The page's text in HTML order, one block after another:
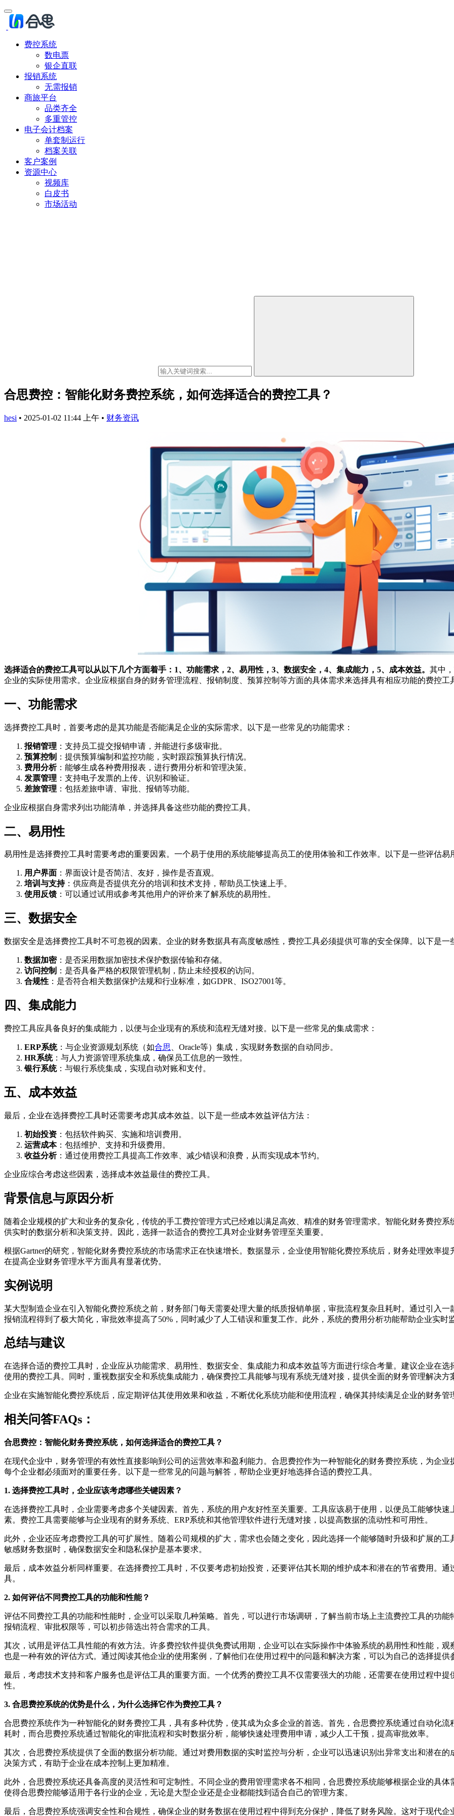
费控系统
数电票
银企直联
报销系统
无需报销
商旅平台
品类齐全
多重管控
电子会计档案
单套制运行
档案关联
客户案例
资源中心
视频库
白皮书
市场活动
合思费控：智能化财务费控系统，如何选择适合的费控工具？
hesi • 2025-01-02 11:44 上午 • 财务资讯
选择适合的费控工具可以从以下几个方面着手：1、功能需求，2、易用性，3、数据安全，4、集成能力，5、成本效益。 其中
企业的实际使用需求。企业应根据自身的财务管理流程、报销制度、预算控制等方面的具体需求来选择具有相应功能的费控工
一、功能需求
选择费控工具时，首要考虑的是其功能是否能满足企业的实际需求。以下是一些常见的功能需求：
报销管理 ：支持员工提交报销申请，并能进行多级审批。
预算控制 ：提供预算编制和监控功能，实时跟踪预算执行情况。
费用分析：能够生成各种费用报表，进行费用分析和管理决策。
发票管理 ：支持电子发票的上传、识别和验证。
差旅管理 ：包括差旅申请、审批、报销等功能。
企业应根据自身需求列出功能清单，并选择具备这些功能的费控工具。
二、易用性
易用性是选择费控工具时需要考虑的重要因素。一个易于使用的系统能够提高员工的使用体验和工作效率。以下是一些评估易
用户界面 ：界面设计是否简洁、友好，操作是否直观。
培训与支持：供应商是否提供充分的培训和技术支持，帮助员工快速上手。
使用反馈 ：可以通过试用或参考其他用户的评价来了解系统的易用性。
三、数据安全
数据安全是选择费控工具时不可忽视的因素。企业的财务数据具有高度敏感性，费控工具必须提供可靠的安全保障。以下是一
数据加密：是否采用数据加密技术保护数据传输和存储。
访问控制 ：是否具备严格的权限管理机制，防止未经授权的访问。
合规性 ：是否符合相关数据保护法规和行业标准，如GDPR、ISO27001等。
四、集成能力
费控工具应具备良好的集成能力，以便与企业现有的系统和流程无缝对接。以下是一些常见的集成需求：
ERP系统：与企业资源规划系统（如合思 、Oracle等）集成，实现财务数据的自动同步。
HR系统：与人力资源管理系统集成，确保员工信息的一致性。
银行系统：与银行系统集成，实现自动对账和支付。
五、成本效益
最后，企业在选择费控工具时还需要考虑其成本效益。以下是一些成本效益评估方法：
初始投资 ：包括软件购买、实施和培训费用。
运营成本：包括维护、支持和升级费用。
收益分析：通过使用费控工具提高工作效率、减少错误和浪费，从而实现成本节约。
企业应综合考虑这些因素，选择成本效益最佳的费控工具。
背景信息与原因分析
随着企业规模的扩大和业务的复杂化，传统的手工费控管理方式已经难以满足高效、精准的财务管理需求。智能化财务费控
供实时的数据分析和决策支持。因此，选择一款适合的费控工具对企业财务管理至关重要。
根据Gartner的研究，智能化财务费控系统的市场需求正在快速增长。数据显示，企业使用智能化费控系统后，财务处理效率
在提高企业财务管理水平方面具有显著优势。
实例说明
某大型制造企业在引入智能化费控系统之前，财务部门每天需要处理大量的纸质报销单据，审批流程复杂且耗时。通过引入
报销流程得到了极大简化，审批效率提高了50%，同时减少了人工错误和重复工作。此外，系统的费用分析功能帮助企业实时
总结与建议
在选择合适的费控工具时，企业应从功能需求、易用性、数据安全、集成能力和成本效益等方面进行综合考量。建议企业在
使用的费控工具。同时，重视数据安全和系统集成能力，确保费控工具能够与现有系统无缝对接，提供全面的财务管理解决方
企业在实施智能化费控系统后，应定期评估其使用效果和收益，不断优化系统功能和使用流程，确保其持续满足企业的财务管
相关问答FAQs：
合思费控：智能化财务费控系统，如何选择适合的费控工具？
在现代企业中，财务管理的有效性直接影响到公司的运营效率和盈利能力。合思费控作为一种智能化的财务费控系统，为企
每个企业都必须面对的重要任务。以下是一些常见的问题与解答，帮助企业更好地选择合适的费控工具。
1. 选择费控工具时，企业应该考虑哪些关键因素？
在选择费控工具时，企业需要考虑多个关键因素。首先，系统的用户友好性至关重要。工具应该易于使用，以便员工能够快
素。费控工具需要能够与企业现有的财务系统、ERP系统和其他管理软件进行无缝对接，以提高数据的流动性和可用性。
此外，企业还应考虑费控工具的可扩展性。随着公司规模的扩大，需求也会随之变化，因此选择一个能够随时升级和扩展的
敏感财务数据时，确保数据安全和隐私保护是基本要求。
最后，成本效益分析同样重要。在选择费控工具时，不仅要考虑初始投资，还要评估其长期的维护成本和潜在的节省费用。
具。
2. 如何评估不同费控工具的功能和性能？
评估不同费控工具的功能和性能时，企业可以采取几种策略。首先，可以进行市场调研，了解当前市场上主流费控工具的功能
报销流程、审批权限等，可以初步筛选出符合需求的工具。
其次，试用是评估工具性能的有效方法。许多费控软件提供免费试用期，企业可以在实际操作中体验系统的易用性和性能，
也是一种有效的评估方式。通过阅读其他企业的使用案例，了解他们在使用过程中的问题和解决方案，可以为自己的选择提供
最后，考虑技术支持和客户服务也是评估工具的重要方面。一个优秀的费控工具不仅需要强大的功能，还需要在使用过程中
性。
3. 合思费控系统的优势是什么，为什么选择它作为费控工具？
合思费控系统作为一种智能化的财务费控工具，具有多种优势，使其成为众多企业的首选。首先，合思费控系统通过自动化
耗时，而合思费控系统通过智能化的审批流程和实时数据分析，能够快速处理费用申请，减少人工干预，提高审批效率。
其次，合思费控系统提供了全面的数据分析功能。通过对费用数据的实时监控与分析，企业可以迅速识别出异常支出和潜在
决策方式，有助于企业在成本控制上更加精准。
此外，合思费控系统还具备高度的灵活性和可定制性。不同企业的费用管理需求各不相同，合思费控系统能够根据企业的具
使得合思费控能够适用于各行业的企业，无论是大型企业还是企业都能找到适合自己的管理方案。
最后，合思费控系统强调安全性和合规性，确保企业的财务数据在使用过程中得到充分保护，降低了财务风险。这对于现代企